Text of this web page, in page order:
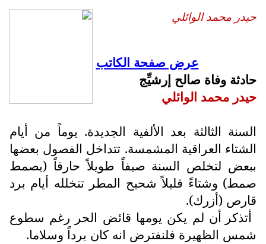
حيدر محمد الوائلي
عرض صفحة الكاتب
حادثة وفاة صالح إرشيِّج
حيدر محمد الوائلي
السنة الثالثة بعد الألفية الجديدة. يوماً من أيام
الشتاء العراقية المشمسة. تتداخل الفصول بعضها
ببعض لتخلص السنة صيفاً طويلاً حارقاً (يصمط
صمط) وشتاءً قليلاً شحيح المطر تتخلله أيام برد
قارص (أزرك).
أتذكر أن لم يكن يومها قائض الحر رغم سطوع
شمس الظهيرة فلنفترض انه كان برداً وسلاما.